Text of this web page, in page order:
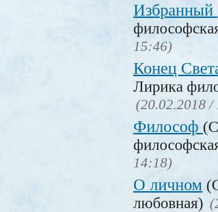
Избранный
15:46)
Конец
Лирика
(20.02.2018 /
Философ
14:18)
О личном
любовная)